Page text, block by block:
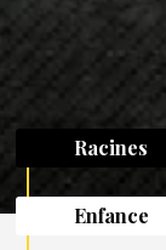
Racines
Enfance